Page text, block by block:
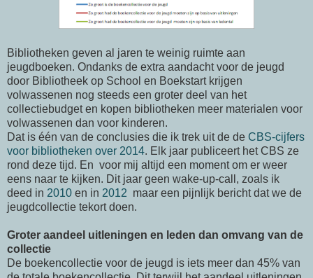
Bibliotheken geven al jaren te weinig ruimte aan
jeugdboeken. Ondanks de extra aandacht voor de jeugd
door Bibliotheek op School en Boekstart krijgen
volwassenen nog steeds een groter deel van het
collectiebudget en kopen bibliotheken meer materialen voor
volwassenen dan voor kinderen.
Dat is één van de conclusies die ik trek uit de de CBS-cijfers
voor bibliotheken over 2014. Elk jaar publiceert het CBS ze
rond deze tijd. En voor mij altijd een moment om er weer
eens naar te kijken. Dit jaar geen wake-up-call, zoals ik
deed in 2010 en in 2012 maar een pijnlijk bericht dat we de
jeugdcollectie tekort doen.
Groter aandeel uitleningen en leden dan omvang van de
collectie
De boekencollectie voor de jeugd is iets meer dan 45% van